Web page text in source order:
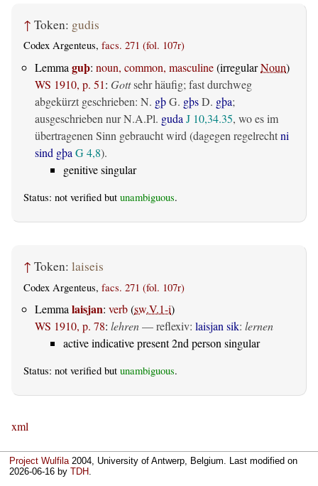
↑ Token: gudis
Codex Argenteus, facs. 271 (fol. 107r)
Lemma guþ: noun, common, masculine(irregularNoun)
WS 1910, p. 51: Gottsehr häufig; fast durchweg
abgekürzt geschrieben: N. gþG. gþsD. gþa;
ausgeschrieben nur N.A.Pl. guda J 10,34.35, wo es im
übertragenen Sinn gebraucht wird (dagegen regelrechtni
sind gþa G 4,8).
genitive singular
Status: not verified but unambiguous.
↑ Token: laiseis
Codex Argenteus, facs. 271 (fol. 107r)
Lemma laisjan: verb(sw.V.1-i)
WS 1910, p. 78: lehren—reflexiv: laisjan sik: lernen
active indicative present 2nd person singular
Status: not verified but unambiguous.
xml
Project Wulfila2004, University of Antwerp, Belgium. Last modified on
2026-06-16 byTDH.